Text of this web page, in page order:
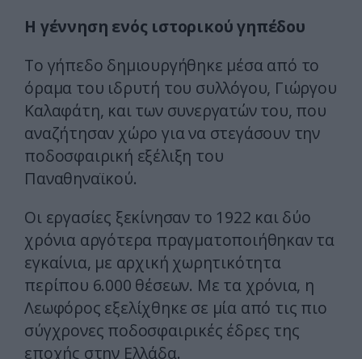
Η γέννηση ενός ιστορικού γηπέδου
Το γήπεδο δημιουργήθηκε μέσα από το
όραμα του ιδρυτή του συλλόγου, Γιώργου
Καλαφάτη, και των συνεργατών του, που
αναζήτησαν χώρο για να στεγάσουν την
ποδοσφαιρική εξέλιξη του
Παναθηναϊκού.
Οι εργασίες ξεκίνησαν το 1922 και δύο
χρόνια αργότερα πραγματοποιήθηκαν τα
εγκαίνια, με αρχική χωρητικότητα
περίπου 6.000 θέσεων. Με τα χρόνια, η
Λεωφόρος εξελίχθηκε σε μία από τις πιο
σύγχρονες ποδοσφαιρικές έδρες της
εποχής στην Ελλάδα.